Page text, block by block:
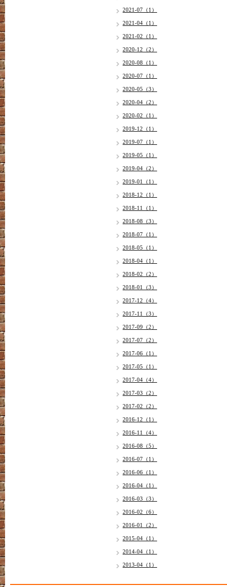
2021-07（1）
2021-04（1）
2021-02（1）
2020-12（2）
2020-08（1）
2020-07（1）
2020-05（3）
2020-04（2）
2020-02（1）
2019-12（1）
2019-07（1）
2019-05（1）
2019-04（2）
2019-01（1）
2018-12（1）
2018-11（1）
2018-08（3）
2018-07（1）
2018-05（1）
2018-04（1）
2018-02（2）
2018-01（3）
2017-12（4）
2017-11（3）
2017-09（2）
2017-07（2）
2017-06（1）
2017-05（1）
2017-04（4）
2017-03（2）
2017-02（2）
2016-12（1）
2016-11（4）
2016-08（5）
2016-07（1）
2016-06（1）
2016-04（1）
2016-03（3）
2016-02（6）
2016-01（2）
2015-04（1）
2014-04（1）
2013-04（1）